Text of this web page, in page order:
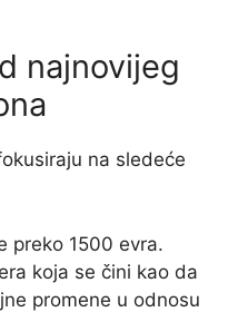
najnovijeg
na sledeće
preko 1500 evra.
koja se čini kao da
promene u odnosu